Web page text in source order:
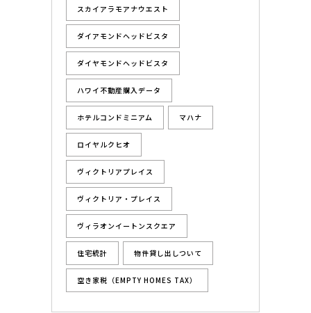
スカイアラモアナウエスト
ダイアモンドヘッドビスタ
ダイヤモンドヘッドビスタ
ハワイ不動産購入データ
ホテルコンドミニアム マハナ
ロイヤルクヒオ
ヴィクトリアプレイス
ヴィクトリア・プレイス
ヴィラオンイートンスクエア
住宅統計 物件貸し出しついて
空き家税（EMPTY HOMES TAX）